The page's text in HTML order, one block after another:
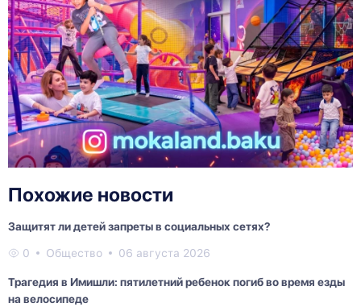
Похожие новости
Защитят ли детей запреты в социальных сетях?
0 Общество 06 августа 2026
Трагедия в Имишли: пятилетний ребенок погиб во время езды
на велосипеде